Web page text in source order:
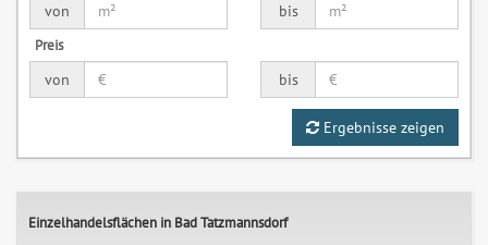
von
bis
Preis
von
bis
Ergebnisse zeigen
Einzelhandelsflächen in Bad Tatzmannsdorf